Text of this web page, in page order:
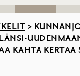
>
KAHTA KERTAA